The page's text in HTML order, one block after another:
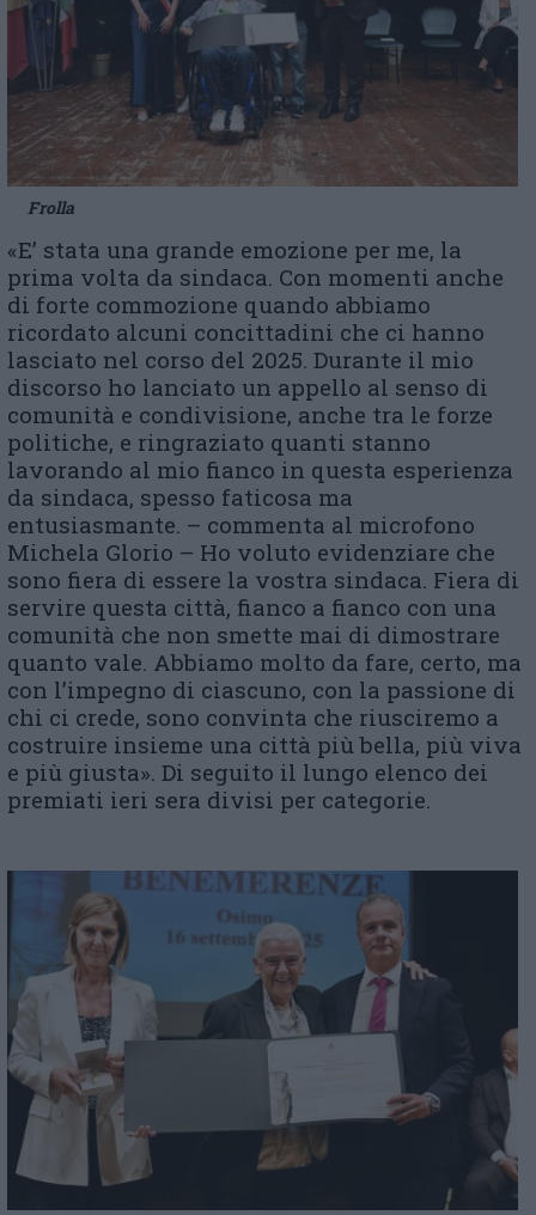
Frolla
«E’ stata una grande emozione per me, la
prima volta da sindaca. Con momenti anche
di forte commozione quando abbiamo
ricordato alcuni concittadini che ci hanno
lasciato nel corso del 2025. Durante il mio
discorso ho lanciato un appello al senso di
comunità e condivisione, anche tra le forze
politiche, e ringraziato quanti stanno
lavorando al mio fianco in questa esperienza
da sindaca, spesso faticosa ma
entusiasmante. – commenta al microfono
Michela Glorio – Ho voluto evidenziare che
sono fiera di essere la vostra sindaca. Fiera di
servire questa città, fianco a fianco con una
comunità che non smette mai di dimostrare
quanto vale. Abbiamo molto da fare, certo, ma
con l’impegno di ciascuno, con la passione di
chi ci crede, sono convinta che riusciremo a
costruire insieme una città più bella, più viva
e più giusta». Di seguito il lungo elenco dei
premiati ieri sera divisi per categorie.